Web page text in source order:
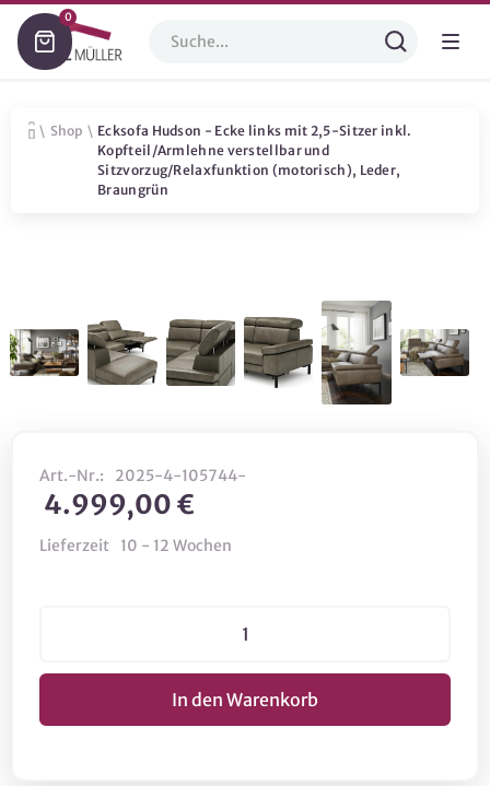
0
\ Shop \ Ecksofa Hudson - Ecke links mit 2,5-Sitzer inkl.
Kopfteil/Armlehne verstellbar und
Sitzvorzug/Relaxfunktion (motorisch), Leder,
Braungrün
Art.-Nr.: 2025-4-105744-
4.999,00 €
Lieferzeit 10 - 12 Wochen